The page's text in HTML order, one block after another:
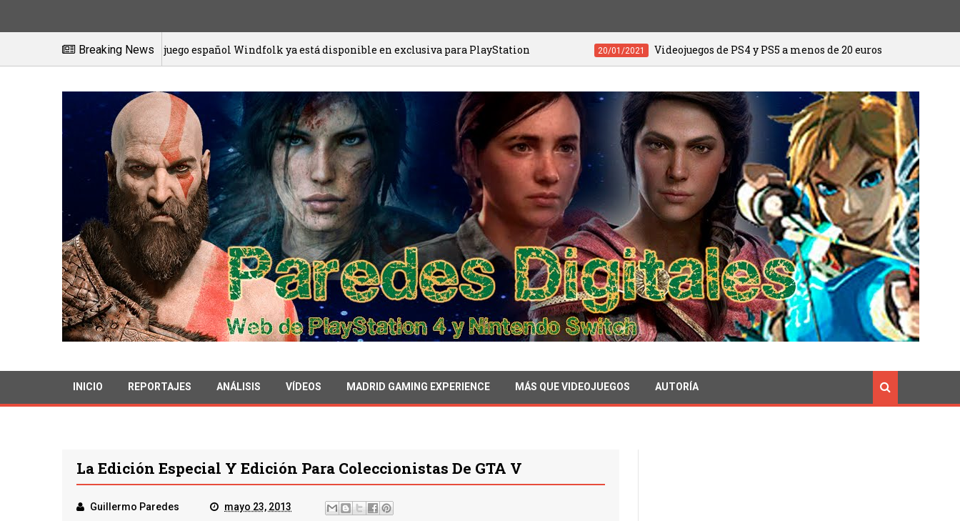
Breaking News
El juego español Windfolk ya está disponible en exclusiva para PlayStation 20/01/2021 Videojuegos de PS4 y PS5 a menos de 20 euros 20/01/2021
INICIO REPORTAJES ANÁLISIS VÍDEOS MADRID GAMING EXPERIENCE MÁS QUE VIDEOJUEGOS AUTORÍA
La Edición Especial Y Edición Para Coleccionistas De GTA V
Guillermo Paredes mayo 23, 2013